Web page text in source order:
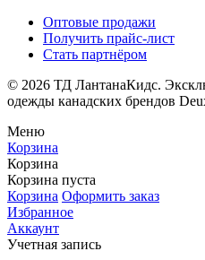
Оптовые продажи
Получить прайс-лист
Стать партнёром
© 2026 ТД ЛантанаКидс.
одежды канадских брендов
Меню
Корзина
Корзина
Корзина пуста
Корзина Оформить заказ
Избранное
Аккаунт
Учетная запись